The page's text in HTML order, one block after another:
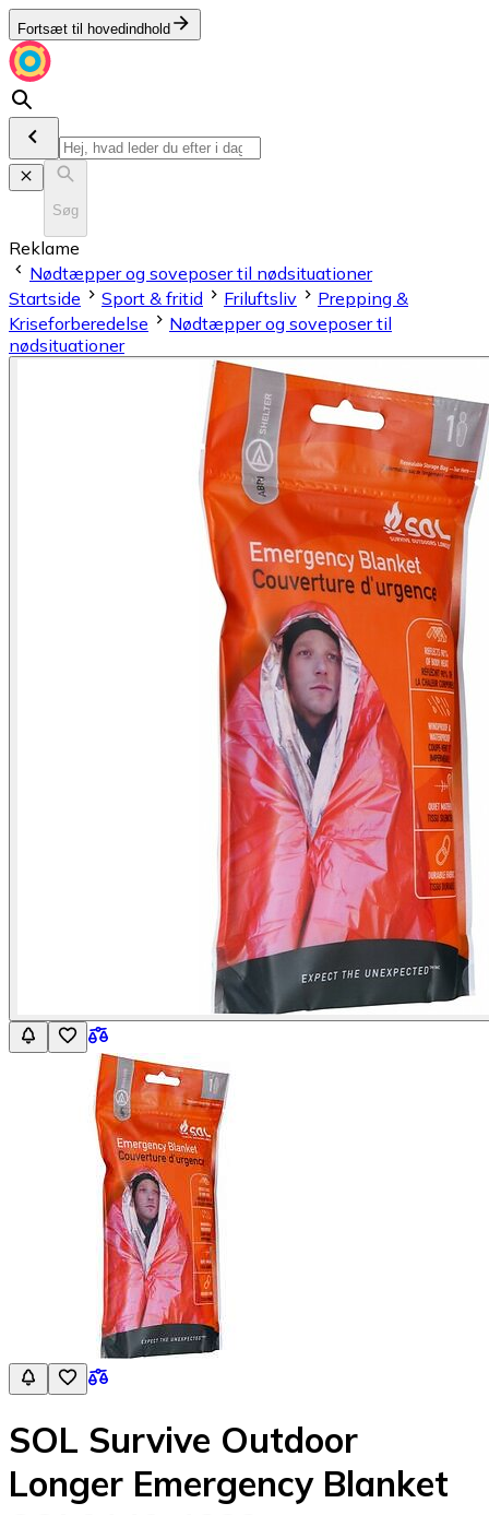
Fortsæt til hovedindhold
Søg
Reklame
Nødtæpper og soveposer til nødsituationer
Startside
Sport & fritid Friluftsliv
Prepping &
Kriseforberedelse
Nødtæpper og soveposer til
nødsituationer
SOL Survive Outdoor
Longer Emergency Blanket